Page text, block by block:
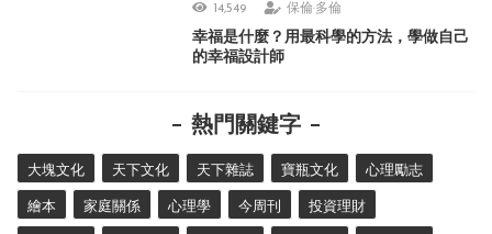
14,549 保倫·多倫
幸福是什麼？用最科學的方法，學做自己
的幸福設計師
熱門關鍵字
大塊文化 天下文化 天下雜誌 寶瓶文化 心理勵志
繪本 家庭關係 心理學 今周刊 投資理財